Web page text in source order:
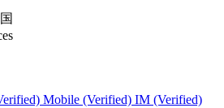
Mobile (Verified) IM (Verified)